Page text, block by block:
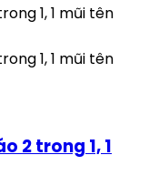
2 trong 1, 1